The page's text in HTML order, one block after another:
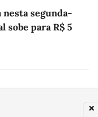
nesta segunda-
sobe para R$ 5